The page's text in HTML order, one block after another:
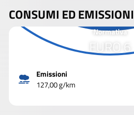
CONSUMI ED EMISSIONI
Normativa
EURO 6
Emissioni
127,00 g/km